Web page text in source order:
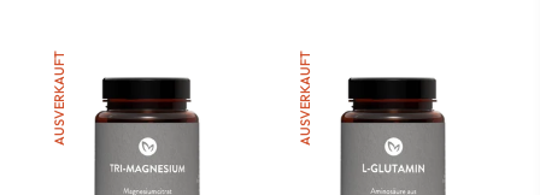
AUSVERKAUFT AUSVERKAUFT